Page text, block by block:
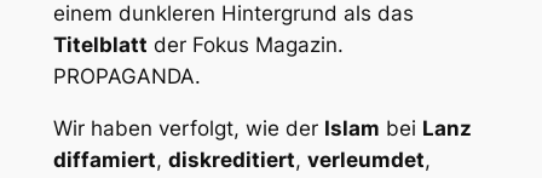
einem dunkleren Hintergrund als das
Titelblatt der Fokus Magazin.
PROPAGANDA.
Wir haben verfolgt, wie der Islam bei Lanz
diffamiert, diskreditiert, verleumdet,